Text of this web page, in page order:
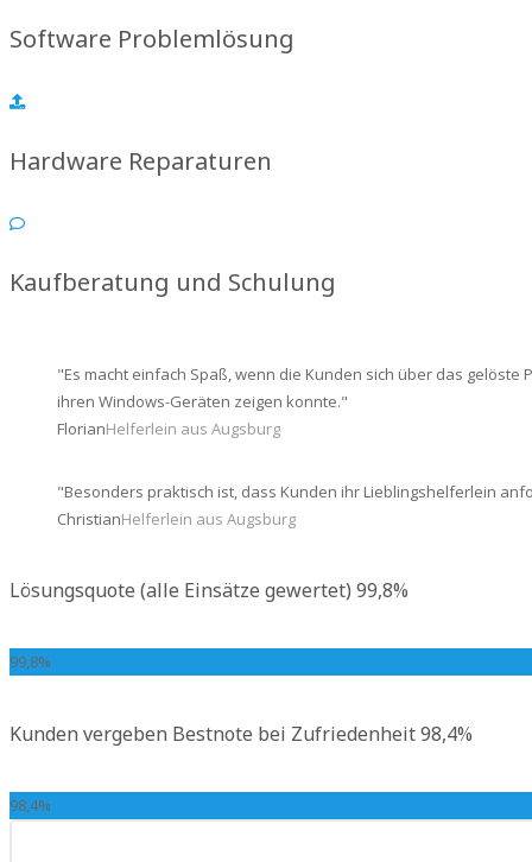
Software Problemlösung
Hardware Reparaturen
Kaufberatung und Schulung
Es macht einfach Spaß, wenn die Kunden sich über das
ihren Windows-Geräten zeigen konnte.
FlorianHelferlein aus Augsburg
Besonders praktisch ist, dass Kunden ihr Lieblingshelferlein
ChristianHelferlein aus Augsburg
Lösungsquote (alle Einsätze gewertet) 99,8%
99,8%
Kunden vergeben Bestnote bei Zufriedenheit98,4%
98,4%